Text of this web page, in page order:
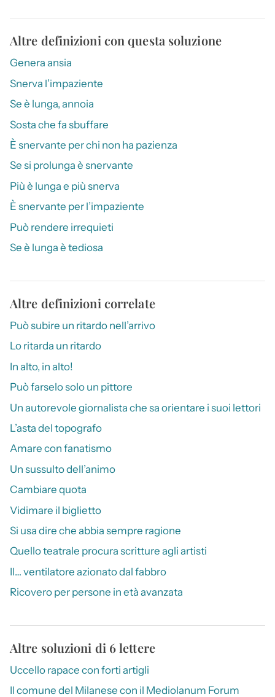
Altre definizioni con questa soluzione
Genera ansia
Snerva l’impaziente
Se è lunga, annoia
Sosta che fa sbuffare
È snervante per chi non ha pazienza
Se si prolunga è snervante
Più è lunga e più snerva
È snervante per l’impaziente
Può rendere irrequieti
Se è lunga è tediosa
Altre definizioni correlate
Può subire un ritardo nell’arrivo
Lo ritarda un ritardo
In alto, in alto!
Può farselo solo un pittore
Un autorevole giornalista che sa orientare i suoi lettori
L’asta del topografo
Amare con fanatismo
Un sussulto dell’animo
Cambiare quota
Vidimare il biglietto
Si usa dire che abbia sempre ragione
Quello teatrale procura scritture agli artisti
Il… ventilatore azionato dal fabbro
Ricovero per persone in età avanzata
Altre soluzioni di 6 lettere
Uccello rapace con forti artigli
Il comune del Milanese con il Mediolanum Forum